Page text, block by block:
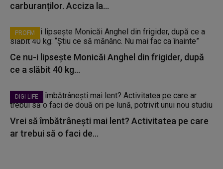
carburanților. Acciza la...
PROFM
Ce nu-i lipsește Monicăi Anghel din frigider, după
ce a slăbit 40 kg...
DIGI LIFE
Vrei să îmbătrânești mai lent? Activitatea pe care
ar trebui să o faci de...